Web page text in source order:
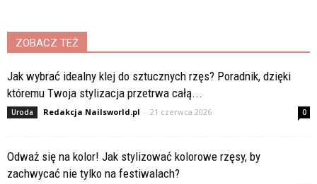
ZOBACZ TEŻ
Jak wybrać idealny klej do sztucznych rzęs? Poradnik, dzięki
któremu Twoja stylizacja przetrwa całą...
Uroda Redakcja Nailsworld.pl - 21 czerwca 2026 0
Odważ się na kolor! Jak stylizować kolorowe rzęsy, by
zachwycać nie tylko na festiwalach?